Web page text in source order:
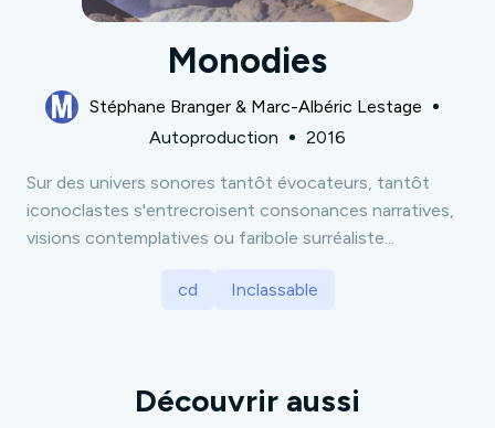
Monodies
Stéphane Branger & Marc-Albéric Lestage
Autoproduction
2016
Sur des univers sonores tantôt évocateurs, tantôt
iconoclastes s'entrecroisent consonances narratives,
visions contemplatives ou faribole surréaliste...
cd Inclassable
Découvrir aussi